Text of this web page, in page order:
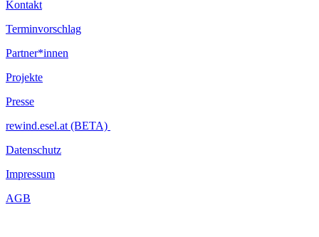
Kontakt
Terminvorschlag
Partner*innen
Projekte
Presse
rewind.esel.at (BETA)
Datenschutz
Impressum
AGB